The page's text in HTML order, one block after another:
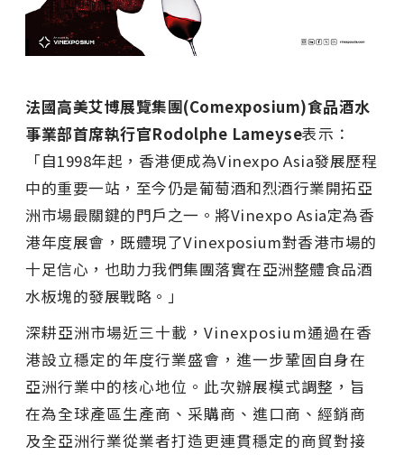
法國高美艾博展覽集團(Comexposium)食品酒水
事業部首席執行官Rodolphe Lameyse表示：
「自1998年起，香港便成為Vinexpo Asia發展歷程
中的重要一站，至今仍是葡萄酒和烈酒行業開拓亞
洲市場最關鍵的門戶之一。將Vinexpo Asia定為香
港年度展會，既體現了Vinexposium對香港市場的
十足信心，也助力我們集團落實在亞洲整體食品酒
水板塊的發展戰略。」
深耕亞洲市場近三十載，Vinexposium通過在香
港設立穩定的年度行業盛會，進一步鞏固自身在
亞洲行業中的核心地位。此次辦展模式調整，旨
在為全球產區生產商、采購商、進口商、經銷商
及全亞洲行業從業者打造更連貫穩定的商貿對接